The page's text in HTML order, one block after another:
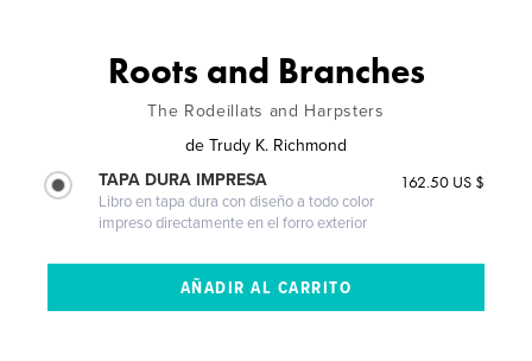
Roots and Branches
The Rodeillats and Harpsters
de Trudy K. Richmond
TAPA DURA IMPRESA
Libro en tapa dura con diseño a todo color
impreso directamente en el forro exterior
162.50 US $